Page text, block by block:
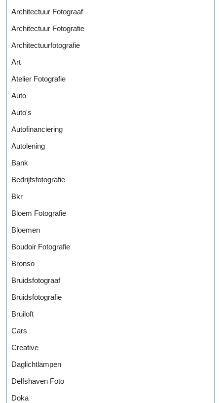
Architectuur Fotograaf
Architectuur Fotografie
Architectuurfotografie
Art
Atelier Fotografie
Auto
Auto's
Autofinanciering
Autolening
Bank
Bedrijfsfotografie
Bkr
Bloem Fotografie
Bloemen
Boudoir Fotografie
Bronso
Bruidsfotograaf
Bruidsfotografie
Bruiloft
Cars
Creative
Daglichtlampen
Delfshaven Foto
Doka